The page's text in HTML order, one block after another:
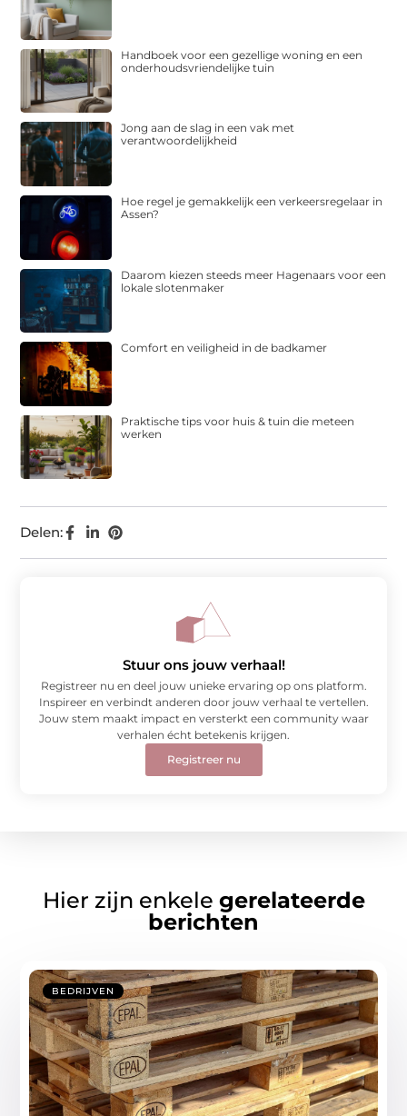
Delen:
Handboek voor een gezellige woning en een
onderhoudsvriendelijke tuin
Jong aan de slag in een vak met
verantwoordelijkheid
Hoe regel je gemakkelijk een verkeersregelaar in
Assen?
Daarom kiezen steeds meer Hagenaars voor een
lokale slotenmaker
Comfort en veiligheid in de badkamer
Praktische tips voor huis & tuin die meteen
werken
Stuur ons jouw verhaal!
Registreer nu en deel jouw unieke ervaring op ons platform.
Inspireer en verbindt anderen door jouw verhaal te vertellen.
Jouw stem maakt impact en versterkt een community waar
verhalen écht betekenis krijgen.
Registreer nu
Hier zijn enkele gerelateerde
berichten
BEDRIJVEN